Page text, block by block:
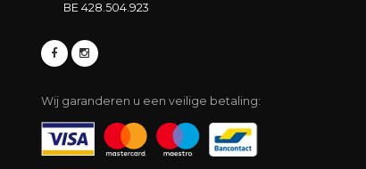
BE 428.504.923
Wij garanderen u een veilige betaling: